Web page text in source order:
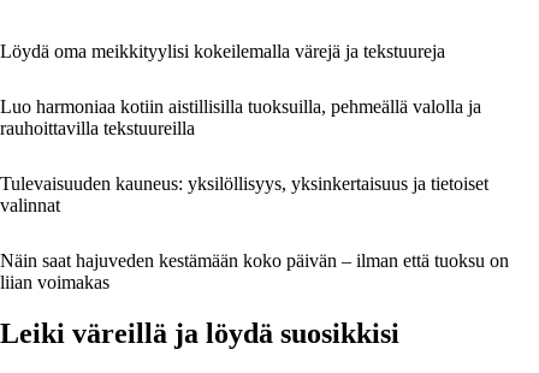
Löydä oma meikkityylisi kokeilemalla värejä ja tekstuureja
Luo harmoniaa kotiin aistillisilla tuoksuilla, pehmeällä valolla ja
rauhoittavilla tekstuureilla
Tulevaisuuden kauneus: yksilöllisyys, yksinkertaisuus ja tietoiset
valinnat
Näin saat hajuveden kestämään koko päivän – ilman että tuoksu on
liian voimakas
Leiki väreillä ja löydä suosikkisi